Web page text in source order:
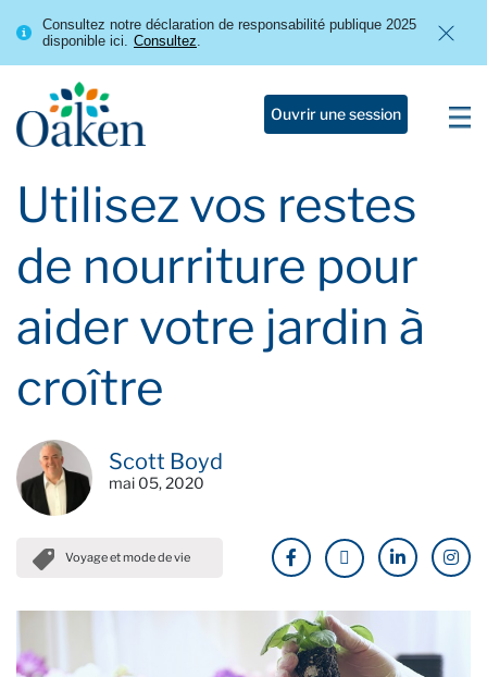
Consultez notre déclaration de responsabilité publique 2025
disponible ici. Consultez.
Ouvrir une session
Utilisez vos restes
de nourriture pour
aider votre jardin à
croître
Scott Boyd
mai 05, 2020
Voyage et mode de vie